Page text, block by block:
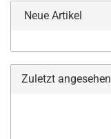
Neue Artikel
Zuletzt angesehen